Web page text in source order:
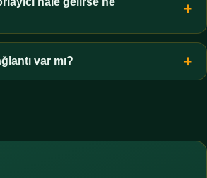
süreyi ölçün ve gerekirse
Türkiye'de ücretsiz danışma hatları
güçlü bir adımdır.
var mı?